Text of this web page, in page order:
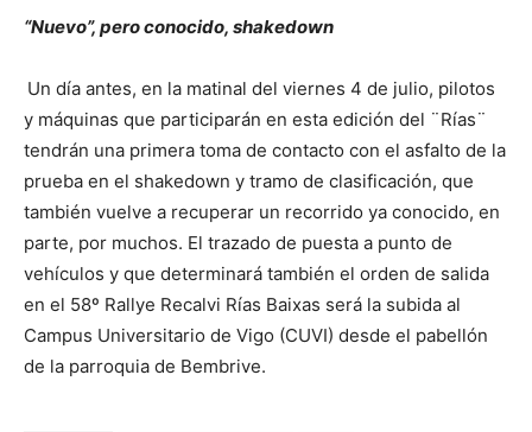
“Nuevo”, pero conocido, shakedown
Un día antes, en la matinal del viernes 4 de julio, pilotos
y máquinas que participarán en esta edición del ¨Rías¨
tendrán una primera toma de contacto con el asfalto de la
prueba en el shakedown y tramo de clasificación, que
también vuelve a recuperar un recorrido ya conocido, en
parte, por muchos. El trazado de puesta a punto de
vehículos y que determinará también el orden de salida
en el 58º Rallye Recalvi Rías Baixas será la subida al
Campus Universitario de Vigo (CUVI) desde el pabellón
de la parroquia de Bembrive.